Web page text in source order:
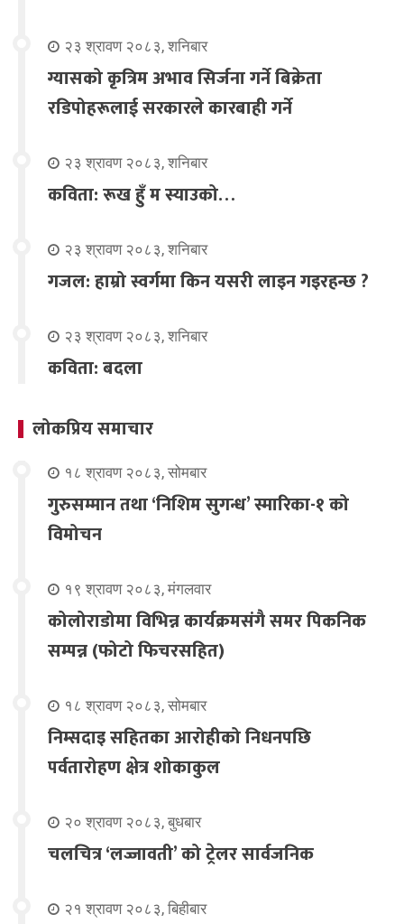
२३ श्रावण २०८३, शनिबार
ग्यासको कृत्रिम अभाव सिर्जना गर्ने बिक्रेता
रडिपोहरूलाई सरकारले कारबाही गर्ने
२३ श्रावण २०८३, शनिबार
कविता: रूख हुँ म स्याउको…
२३ श्रावण २०८३, शनिबार
गजल: हाम्रो स्वर्गमा किन यसरी लाइन गइरहन्छ ?
२३ श्रावण २०८३, शनिबार
कविता: बदला
लोकप्रिय समाचार
१८ श्रावण २०८३, सोमबार
गुरुसम्मान तथा ‘निशिम सुगन्ध’ स्मारिका-१ को
विमोचन
१९ श्रावण २०८३, मंगलवार
कोलोराडोमा विभिन्न कार्यक्रमसंगै समर पिकनिक
सम्पन्न (फोटो फिचरसहित)
१८ श्रावण २०८३, सोमबार
निम्सदाइ सहितका आरोहीको निधनपछि
पर्वतारोहण क्षेत्र शोकाकुल
२० श्रावण २०८३, बुधबार
चलचित्र ‘लज्जावती’ को ट्रेलर सार्वजनिक
२१ श्रावण २०८३, बिहीबार